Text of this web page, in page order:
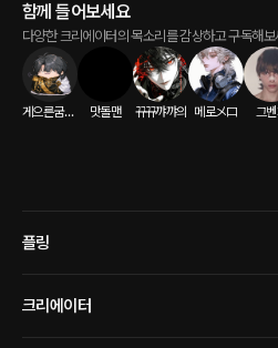
함께 들어보세요
다양한 크리에이터의 목소리를 감상하고 구독해보
게으른굼벵이 맛돌맨 뀨뀨꺄꺄의 메로メロ 그벤
플링
크리에이터